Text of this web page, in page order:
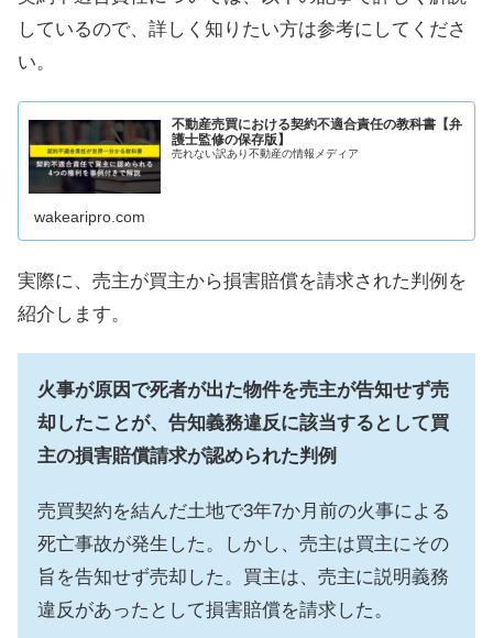
しているので、詳しく知りたい方は参考にしてくださ
い。
不動産売買における契約不適合責任の教科書【弁
護士監修の保存版】
売れない訳あり不動産の情報メディア
wakearipro.com
実際に、売主が買主から損害賠償を請求された判例を
紹介します。
火事が原因で死者が出た物件を売主が告知せず売
却したことが、告知義務違反に該当するとして買
主の損害賠償請求が認められた判例
売買契約を結んだ土地で3年7か月前の火事による
死亡事故が発生した。しかし、売主は買主にその
旨を告知せず売却した。買主は、売主に説明義務
違反があったとして損害賠償を請求した。